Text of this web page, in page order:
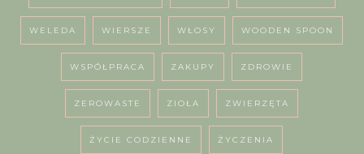
WELEDA WIERSZE WŁOSY WOODEN SPOON
WSPÓŁPRACA ZAKUPY ZDROWIE
ZEROWASTE ZIOŁA ZWIERZĘTA
ŻYCIE CODZIENNE ŻYCZENIA